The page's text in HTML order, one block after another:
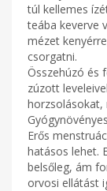
túl kellemes
teába keverve
mézet
csorgatni.
Összehúzó és
zúzott
horzsolásokat,
Erős
hatásos lehet.
belsőleg, ám
orvosi ellátást